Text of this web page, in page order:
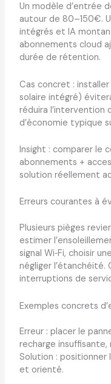
Un modèle d’entrée
autour de 80–150€.
intégrés et IA
abonnements cloud
durée de rétention.
Cas concret :
solaire intégré)
réduira l’intervention
d’économie typique
Insight : comparer le
abonnements +
solution réellement
Erreurs courantes à
Plusieurs pièges
estimer
signal Wi‑Fi, choisir
négliger
interruptions de
Exemples concrets
Erreur : placer le
recharge
Solution : positionner
et orienté.